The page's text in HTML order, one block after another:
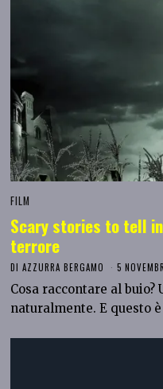
FILM
Scary stories to tell
terrore
DIAZZURRA BERGAMO 5
Cosa raccontare al buio?
naturalmente. E questo